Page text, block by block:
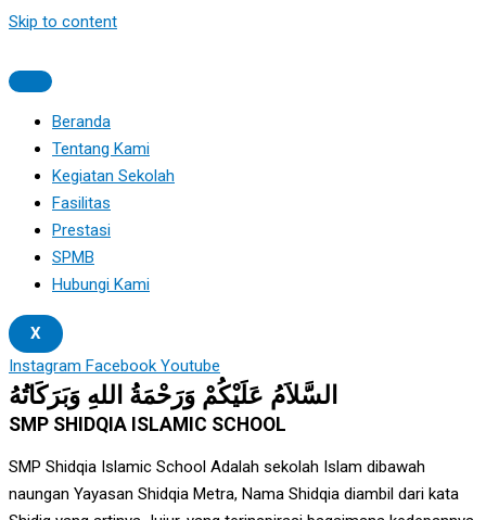
Skip to content
Beranda
Tentang Kami
Kegiatan Sekolah
Fasilitas
Prestasi
SPMB
Hubungi Kami
X
Instagram Facebook Youtube
السَّلاَمُ عَلَيْكُمْ وَرَحْمَةُ اللهِ وَبَرَكَاتُهُ
SMP SHIDQIA ISLAMIC SCHOOL
SMP Shidqia Islamic School Adalah sekolah Islam dibawah
naungan Yayasan Shidqia Metra, Nama Shidqia diambil dari kata